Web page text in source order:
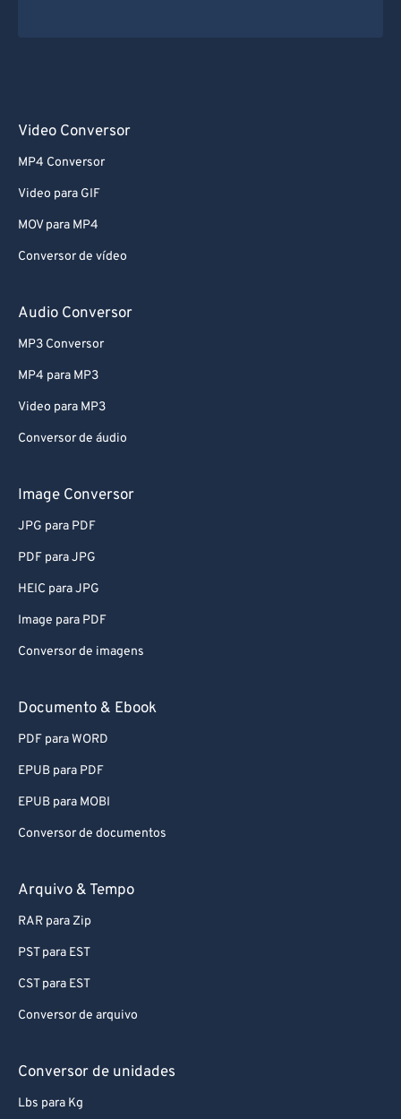
Video Conversor
MP4 Conversor
Video para GIF
MOV para MP4
Conversor de vídeo
Audio Conversor
MP3 Conversor
MP4 para MP3
Video para MP3
Conversor de áudio
Image Conversor
JPG para PDF
PDF para JPG
HEIC para JPG
Image para PDF
Conversor de imagens
Documento & Ebook
PDF para WORD
EPUB para PDF
EPUB para MOBI
Conversor de documentos
Arquivo & Tempo
RAR para Zip
PST para EST
CST para EST
Conversor de arquivo
Conversor de unidades
Lbs para Kg